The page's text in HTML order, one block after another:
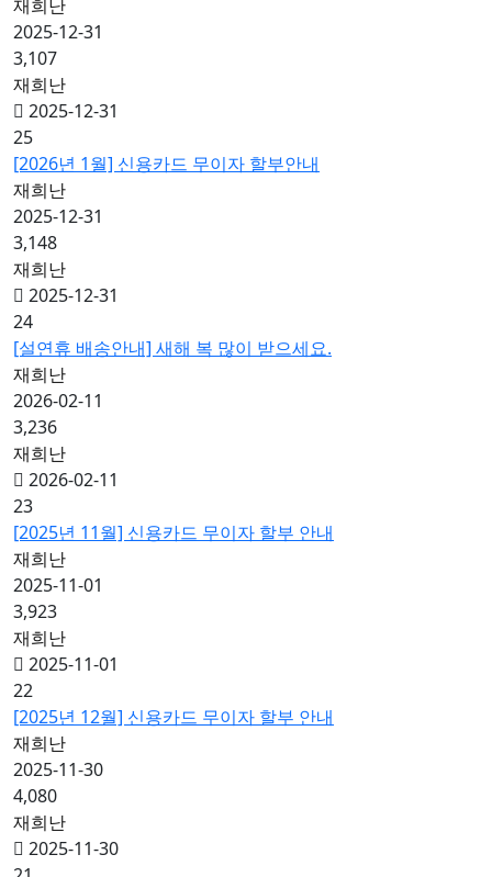
재희난
2025-12-31
3,107
재희난
2025-12-31
25
[2026년 1월] 신용카드 무이자 할부안내
재희난
2025-12-31
3,148
재희난
2025-12-31
24
[설연휴 배송안내] 새해 복 많이 받으세요.
재희난
2026-02-11
3,236
재희난
2026-02-11
23
[2025년 11월] 신용카드 무이자 할부 안내
재희난
2025-11-01
3,923
재희난
2025-11-01
22
[2025년 12월] 신용카드 무이자 할부 안내
재희난
2025-11-30
4,080
재희난
2025-11-30